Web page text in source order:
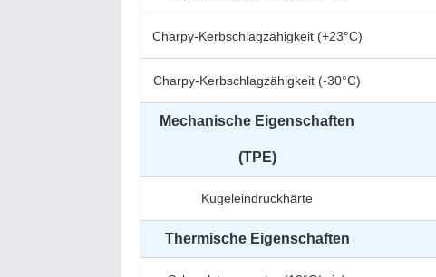
Charpy-Kerbschlagzähigkeit (+23°C)
Charpy-Kerbschlagzähigkeit (-30°C)
Mechanische Eigenschaften
(TPE)
Kugeleindruckhärte
Thermische Eigenschaften